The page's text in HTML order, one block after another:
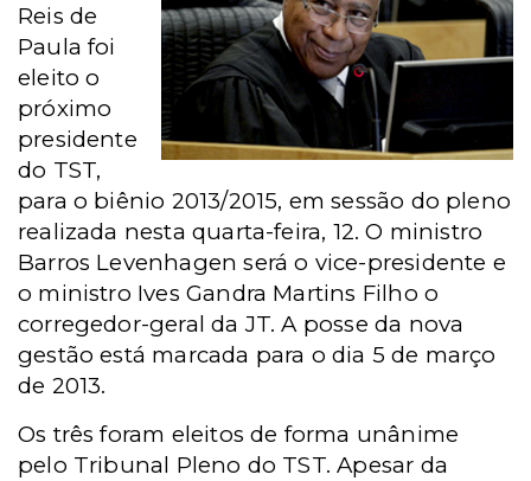
Reis de
Paula foi
eleito o
próximo
presidente
do TST,
para o biênio 2013/2015, em sessão do pleno
realizada nesta quarta-feira, 12. O ministro
Barros Levenhagen será o vice-presidente e
o ministro Ives Gandra Martins Filho o
corregedor-geral da JT. A posse da nova
gestão está marcada para o dia 5 de março
de 2013.
Os três foram eleitos de forma unânime
pelo Tribunal Pleno do TST. Apesar da